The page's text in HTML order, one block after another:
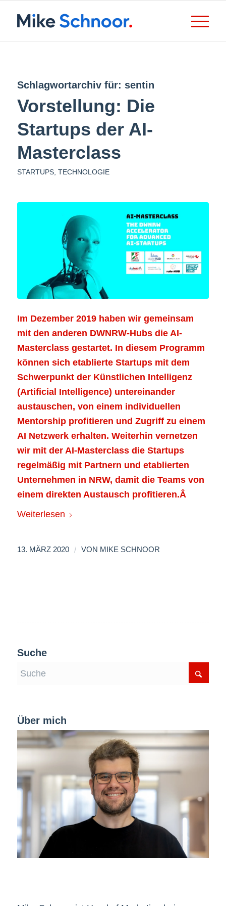
Schlagwortarchiv für: sentin
Vorstellung: Die
Startups der AI-
Masterclass
STARTUPS, TECHNOLOGIE
Im Dezember 2019 haben wir gemeinsam
mit den anderen DWNRW-Hubs die AI-
Masterclass gestartet. In diesem Programm
können sich etablierte Startups mit dem
Schwerpunkt der Künstlichen Intelligenz
(Artificial Intelligence) untereinander
austauschen, von einem individuellen
Mentorship profitieren und Zugriff zu einem
AI Netzwerk erhalten. Weiterhin vernetzen
wir mit der AI-Masterclass die Startups
regelmäßig mit Partnern und etablierten
Unternehmen in NRW, damit die Teams von
einem direkten Austausch profitieren.Â
Weiterlesen
13. MÄRZ 2020 / VON MIKE SCHNOOR
Suche
Über mich